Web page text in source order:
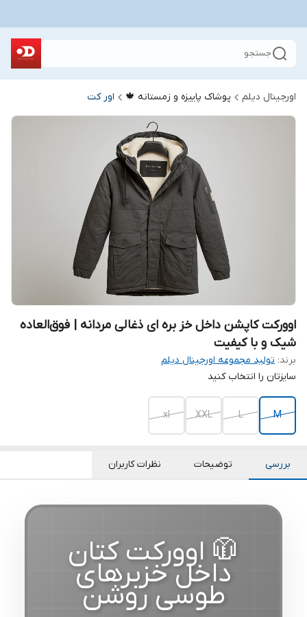
جستجو
اورجینال دیلم پوشاک پاییزه و زمستانه 🍁 اور کت
اوورکت کاپشن داخل خز بره ای ذغالی مردانه | فوق‌العاده
شیک و با کیفیت
برند: تولید مجموعه اورجینال دیلم
سایزتان را انتخاب کنید
M
L
XXL
xl
بررسی توضیحات نظرات کاربران
🧥 اوورکت کتان
داخل خزبرهای
طوسی روشن